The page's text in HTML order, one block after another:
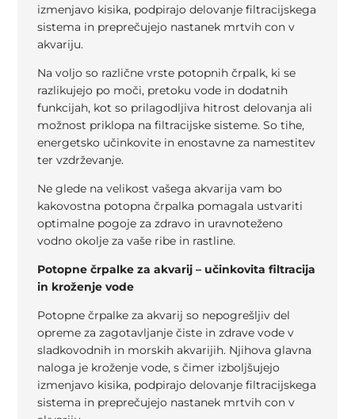
izmenjavo kisika, podpirajo delovanje filtracijskega
sistema in preprečujejo nastanek mrtvih con v
akvariju.
Na voljo so različne vrste potopnih črpalk, ki se
razlikujejo po moči, pretoku vode in dodatnih
funkcijah, kot so prilagodljiva hitrost delovanja ali
možnost priklopa na filtracijske sisteme. So tihe,
energetsko učinkovite in enostavne za namestitev
ter vzdrževanje.
Ne glede na velikost vašega akvarija vam bo
kakovostna potopna črpalka pomagala ustvariti
optimalne pogoje za zdravo in uravnoteženo
vodno okolje za vaše ribe in rastline.
Potopne črpalke za akvarij – učinkovita filtracija
in kroženje vode
Potopne črpalke za akvarij so nepogrešljiv del
opreme za zagotavljanje čiste in zdrave vode v
sladkovodnih in morskih akvarijih. Njihova glavna
naloga je kroženje vode, s čimer izboljšujejo
izmenjavo kisika, podpirajo delovanje filtracijskega
sistema in preprečujejo nastanek mrtvih con v